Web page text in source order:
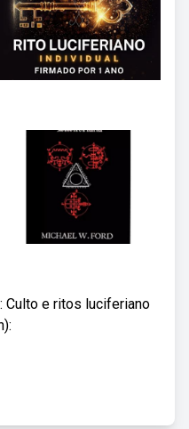
Culto e ritos luciferiano